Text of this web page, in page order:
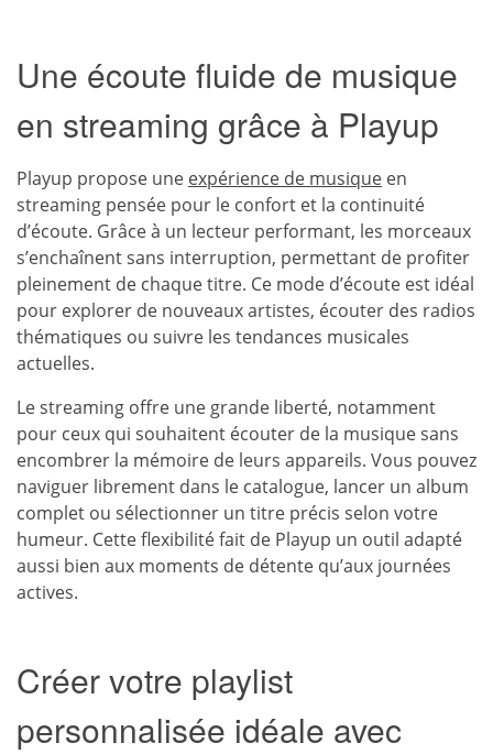
Une écoute fluide de musique
en streaming grâce à Playup
Playup propose une expérience de musique en
streaming pensée pour le confort et la continuité
d’écoute. Grâce à un lecteur performant, les morceaux
s’enchaînent sans interruption, permettant de profiter
pleinement de chaque titre. Ce mode d’écoute est idéal
pour explorer de nouveaux artistes, écouter des radios
thématiques ou suivre les tendances musicales
actuelles.
Le streaming offre une grande liberté, notamment
pour ceux qui souhaitent écouter de la musique sans
encombrer la mémoire de leurs appareils. Vous pouvez
naviguer librement dans le catalogue, lancer un album
complet ou sélectionner un titre précis selon votre
humeur. Cette flexibilité fait de Playup un outil adapté
aussi bien aux moments de détente qu’aux journées
actives.
Créer votre playlist
personnalisée idéale avec